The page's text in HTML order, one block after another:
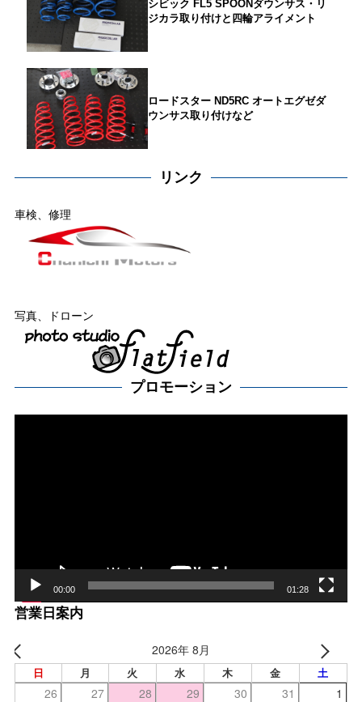
シビック FL5 SPOONダウンサス・リ
ジカラ取り付けと四輪アライメント
ロードスター ND5RC オートエグゼダ
ウンサス取り付けなど
リンク
車検、修理
写真、ドローン
プロモーション
00:00 01:28
営業日案内
2026年 8月
日 月 火 水 木 金 土
26 27 28 29 30 31 1